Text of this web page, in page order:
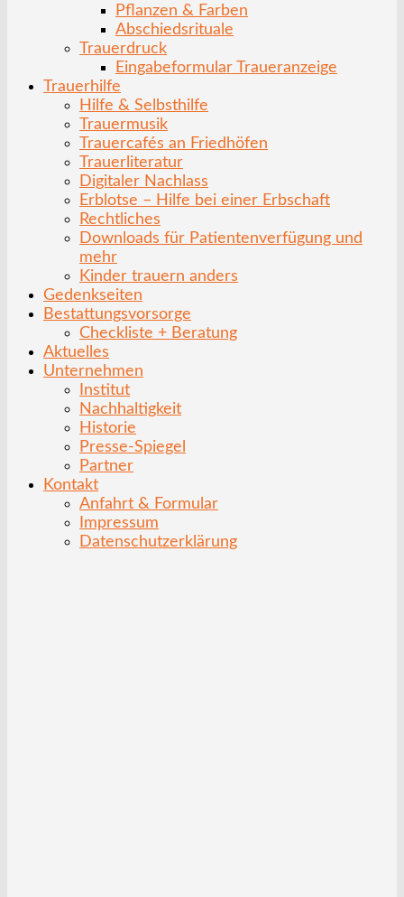
Pflanzen & Farben
Abschiedsrituale
Trauerdruck
Eingabeformular Traueranzeige
Trauerhilfe
Hilfe & Selbsthilfe
Trauermusik
Trauercafés an Friedhöfen
Trauerliteratur
Digitaler Nachlass
Erblotse – Hilfe bei einer Erbschaft
Rechtliches
Downloads für Patientenverfügung und
mehr
Kinder trauern anders
Gedenkseiten
Bestattungsvorsorge
Checkliste + Beratung
Aktuelles
Unternehmen
Institut
Nachhaltigkeit
Historie
Presse-Spiegel
Partner
Kontakt
Anfahrt & Formular
Impressum
Datenschutzerklärung